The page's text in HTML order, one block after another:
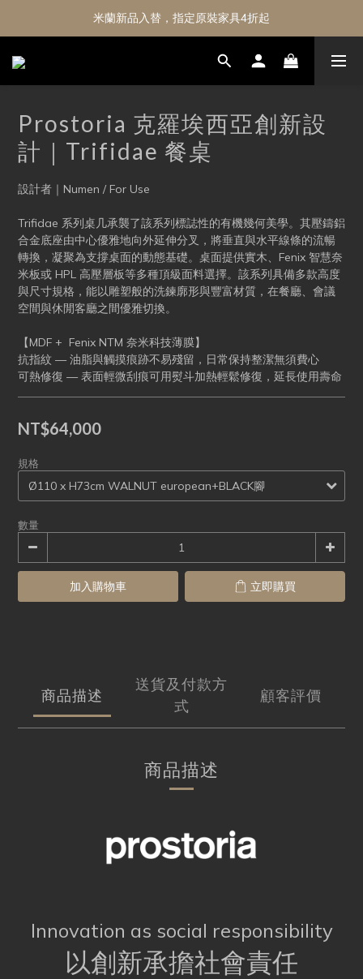
米蘭新品入替，指定原裝家具4折起
Prostoria 克羅埃西亞創新設
計｜Trifidae 餐桌
設計者｜Numen / For Use
Trifidae 系列桌几承襲了該系列標誌性的有機幾何美學。其壓鑄鋁
合金底座由中心優雅地向外延伸分叉，將垂直與水平線條的流暢
轉換，凝聚為支撐桌面的動態基礎。桌面提供實木、Fenix 智慧奈
米板或 HPL 高壓層板等多種頂級面料選擇。該系列具備多款高度
與尺寸規格，能以雕塑般的洗鍊廓形與豐富材質，在餐廳、會議
空間與休閒客廳之間優雅切換。
【MDF +  Fenix NTM 奈米科技薄膜】
抗指紋 — 油脂與觸摸痕跡不易殘留，日常保持整潔無須費心
可熱修復 — 表面輕微刮痕可用熨斗加熱輕鬆修復，延長使用壽命
NT$64,000
規格
數量
加入購物車 立即購買
商品描述
送貨及付款方
式
顧客評價
商品描述
Innovation as social responsibility
以創新承擔社會責任